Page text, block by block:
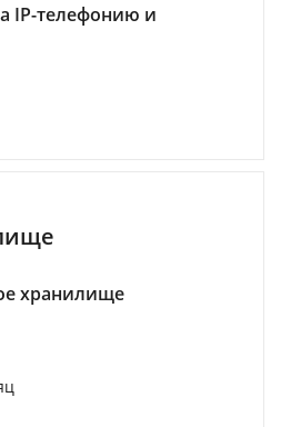
IP-телефонию и
хранилище